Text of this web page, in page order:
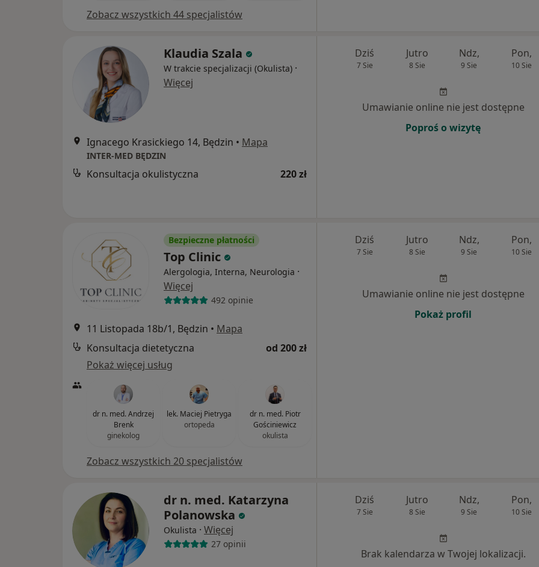
Zobacz wszystkich 44 specjalistów
Klaudia Szala
W trakcie specjalizacji (Okulista) ·
Więcej
Ignacego Krasickiego 14, Będzin • Mapa
INTER-MED BĘDZIN
Konsultacja okulistyczna 220 zł
Dziś
7 Sie
Jutro
8 Sie
Ndz,
9 Sie
Pon,
10 Sie
Umawianie online nie jest dostępne
Poproś o wizytę
Bezpieczne płatności
Top Clinic
Alergologia, Interna, Neurologia ·
Więcej
492 opinie
11 Listopada 18b/1, Będzin • Mapa
Konsultacja dietetyczna
od 200 zł
Pokaż więcej usług
dr n. med. Andrzej
Brenk
ginekolog
lek. Maciej Pietryga
ortopeda
dr n. med. Piotr
Gościniewicz
okulista
Zobacz wszystkich 20 specjalistów
Dziś
7 Sie
Jutro
8 Sie
Ndz,
9 Sie
Pon,
10 Sie
Umawianie online nie jest dostępne
Pokaż profil
dr n. med. Katarzyna
Polanowska
Okulista · Więcej
27 opinii
Dziś
7 Sie
Jutro
8 Sie
Ndz,
9 Sie
Pon,
10 Sie
Brak kalendarza w Twojej lokalizacji.